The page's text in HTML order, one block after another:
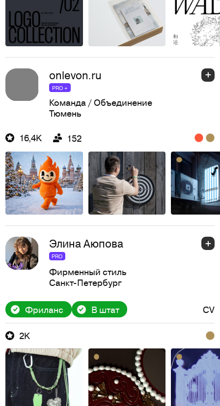
onlevon.ru
PRO +
Команда / Объединение
Тюмень
16,4K 152
Элина Аюпова
PRO
Фирменный стиль
Санкт-Петербург
Фриланс В штат CV
2K